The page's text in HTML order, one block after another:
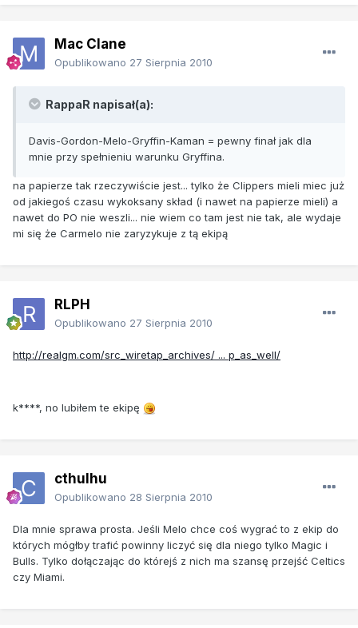
Mac Clane
Opublikowano 27 Sierpnia 2010
RappaR napisał(a):
Davis-Gordon-Melo-Gryffin-Kaman = pewny finał jak dla
mnie przy spełnieniu warunku Gryffina.
na papierze tak rzeczywiście jest... tylko że Clippers mieli miec już
od jakiegoś czasu wykoksany skład (i nawet na papierze mieli) a
nawet do PO nie weszli... nie wiem co tam jest nie tak, ale wydaje
mi się że Carmelo nie zaryzykuje z tą ekipą
RLPH
Opublikowano 27 Sierpnia 2010
http://realgm.com/src_wiretap_archives/ ... p_as_well/
k****, no lubiłem te ekipę
cthulhu
Opublikowano 28 Sierpnia 2010
Dla mnie sprawa prosta. Jeśli Melo chce coś wygrać to z ekip do
których mógłby trafić powinny liczyć się dla niego tylko Magic i
Bulls. Tylko dołączając do którejś z nich ma szansę przejść Celtics
czy Miami.